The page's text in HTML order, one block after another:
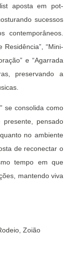
aposta em pot-
sucessos
contemporâneos.
Residência”, “Mini-
e “Agarrada
preservando a
se consolida como
pensado
no ambiente
de reconectar o
tempo em que
mantendo viva
Zoião